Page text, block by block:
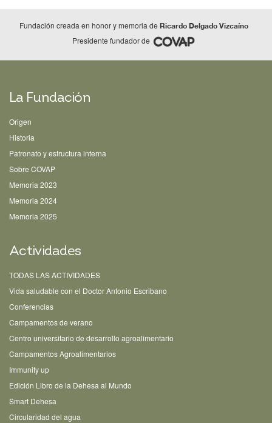
Fundación creada en honor y memoria deRicardo Delgado Vizcaíno
Presidente fundador de
La Fundación
Origen
Historia
Patronato y estructura interna
Sobre COVAP
Memoria 2023
Memoria 2024
Memoria 2025
Actividades
TODAS LAS ACTIVIDADES
Vida saludable con el Doctor Antonio Escribano
Conferencias
Campamentos de verano
Centro universitario de desarrollo agroalimentario
Campamentos Agroalimentarios
Immunity up
Edición Libro de la Dehesa al Mundo
Smart Dehesa
Circularidad del agua